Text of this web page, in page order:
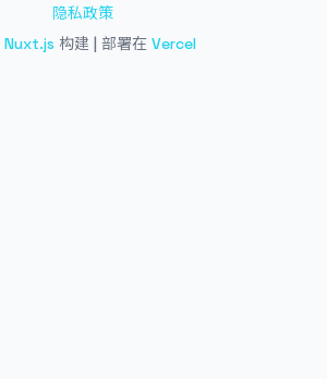
隐私政策
Nuxt.js 构建 | 部署在 Vercel